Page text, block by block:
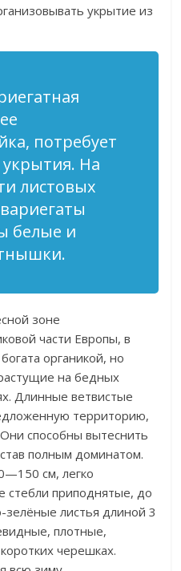
укрытие из
потребует
На
листовых
белые и
зоне
части Европы, в
органикой, но
на бедных
Длинные ветвистые
территорию,
способны вытеснить
полным доминатом.
см, легко
стебли приподнятые, до
листья длиной 3
плотные,
черешках.